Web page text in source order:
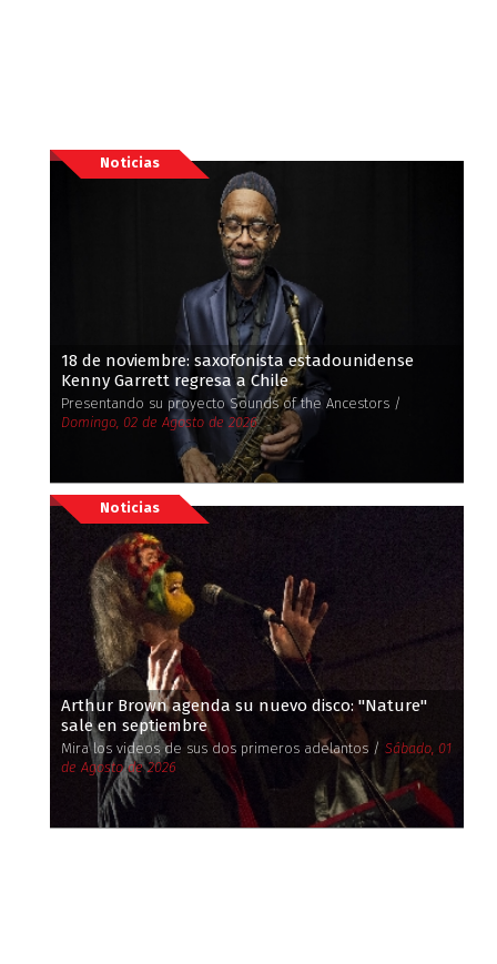
Noticias
18 de noviembre: saxofonista estadounidense
Kenny Garrett regresa a Chile
Presentando su proyecto Sounds of the Ancestors /
Domingo, 02 de Agosto de 2026
Noticias
Arthur Brown agenda su nuevo disco: ''Nature''
sale en septiembre
Mira los videos de sus dos primeros adelantos / Sábado, 01
de Agosto de 2026